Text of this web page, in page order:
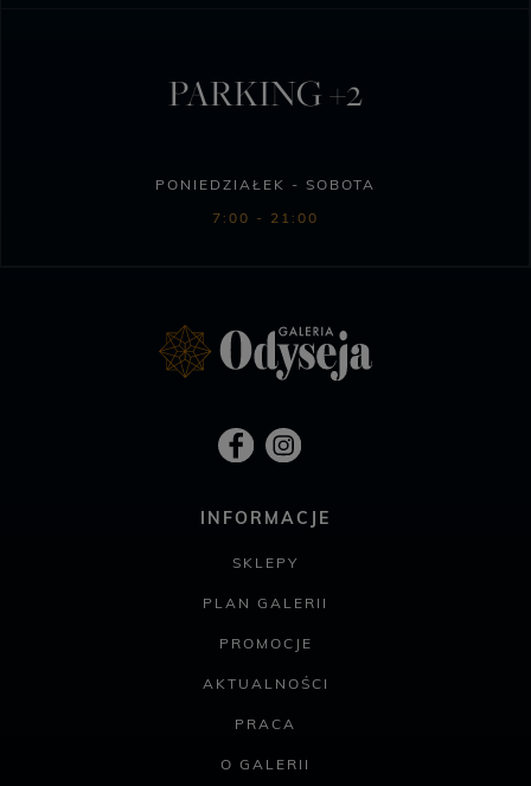
PARKING +2
PONIEDZIAŁEK - SOBOTA
7:00 - 21:00
INFORMACJE
SKLEPY
PLAN GALERII
PROMOCJE
AKTUALNOŚCI
PRACA
O GALERII